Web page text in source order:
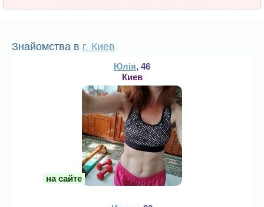
Знайомства в г. Киев
Юлія, 46
Киев
на сайте